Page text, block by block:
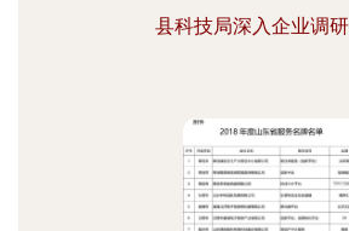
县科技局深入企业调